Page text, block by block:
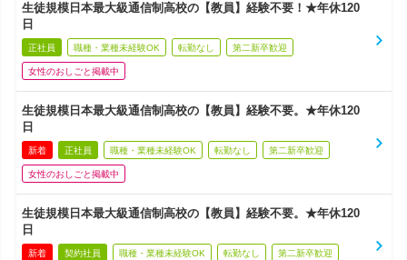
生徒規模日本最大級通信制高校の【教員】経験不要！★年休120
日
正社員 職種・業種未経験OK 転勤なし 第二新卒歓迎
女性のおしごと掲載中
生徒規模日本最大級通信制高校の【教員】経験不要。★年休120
日
新着 正社員 職種・業種未経験OK 転勤なし 第二新卒歓迎
女性のおしごと掲載中
生徒規模日本最大級通信制高校の【教員】経験不要。★年休120
日
新着 契約社員 職種・業種未経験OK 転勤なし 第二新卒歓迎